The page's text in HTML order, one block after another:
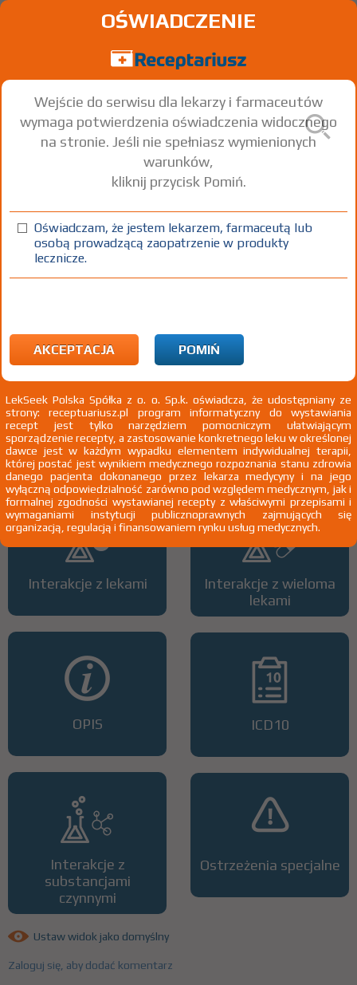
Bupivacainum hydrochloricum
WZF 0,5%
Bupivacaine hydrochloride
inj. [roztw.] 5 mg/ml 10 amp. 10 ml Iniekcje
Wszystkie dawki leku
Interakcje z lekami
OPIS
Interakcje z
substancjami
czynnymi
ATC
Interakcje z wieloma
lekami
ICD10
Ostrzeżenia specjalne
Ustaw widok jako domyślny
Zaloguj się, aby dodać komentarz
OŚWIADCZENIE
Wejście do serwisu dla lekarzy i farmaceutów
wymaga potwierdzenia oświadczenia widocznego
na stronie. Jeśli nie spełniasz wymienionych
warunków,
kliknij przycisk Pomiń.
Oświadczam, że jestem lekarzem, farmaceutą lub
osobą prowadzącą zaopatrzenie w produkty
lecznicze.
AKCEPTACJA POMIŃ
LekSeek Polska Spółka z o. o. Sp.k. oświadcza, że udostępniany ze
strony: receptuariusz.pl program informatyczny do wystawiania
recept jest tylko narzędziem pomocniczym ułatwiającym
sporządzenie recepty, a zastosowanie konkretnego leku w określonej
dawce jest w każdym wypadku elementem indywidualnej terapii,
której postać jest wynikiem medycznego rozpoznania stanu zdrowia
danego pacjenta dokonanego przez lekarza medycyny i na jego
wyłączną odpowiedzialność zarówno pod względem medycznym, jak i
formalnej zgodności wystawianej recepty z właściwymi przepisami i
wymaganiami instytucji publicznoprawnych zajmujących się
organizacją, regulacją i finansowaniem rynku usług medycznych.